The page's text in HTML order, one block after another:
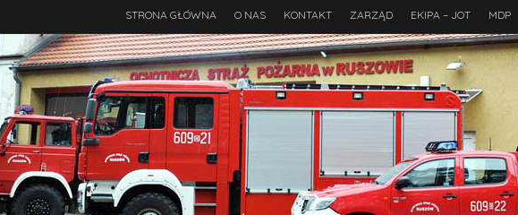
STRONA GŁÓWNA O NAS KONTAKT ZARZĄD EKIPA – JOT MDP